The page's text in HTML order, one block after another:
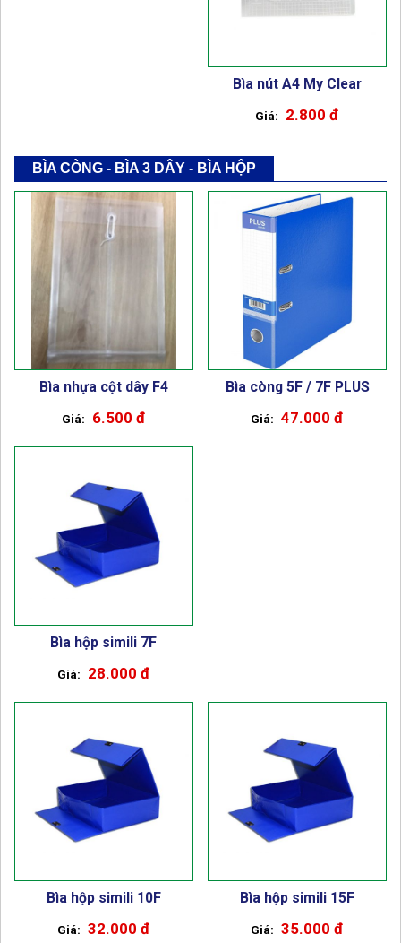
Bìa nút A4 My Clear
2.800 đ
BÌA CÒNG - BÌA 3 DÂY - BÌA HỘP
Bìa nhựa cột dây F4
6.500 đ
Bìa còng 5F / 7F PLUS
47.000 đ
Bìa hộp simili 7F
28.000 đ
Bìa hộp simili 10F
32.000 đ
Bìa hộp simili 15F
35.000 đ